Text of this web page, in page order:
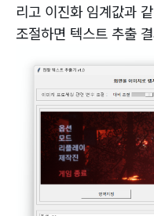
리고 이진화 임계값과
조절하면 텍스트 추출